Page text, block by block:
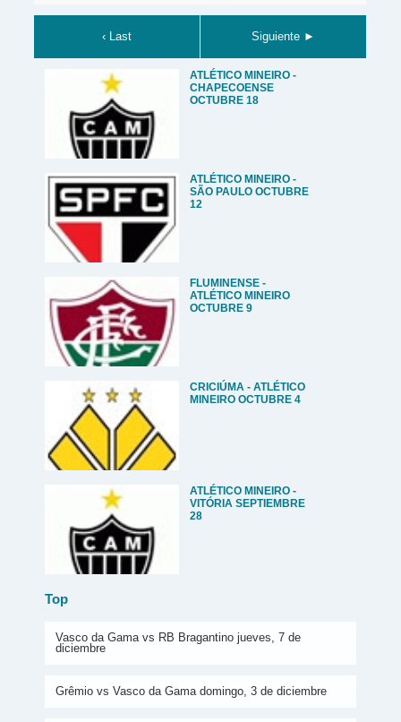
‹ Last Siguiente ►
ATLÉTICO MINEIRO -
CHAPECOENSE
OCTUBRE 18
ATLÉTICO MINEIRO -
SÃO PAULO OCTUBRE
12
FLUMINENSE -
ATLÉTICO MINEIRO
OCTUBRE 9
CRICIÚMA - ATLÉTICO
MINEIRO OCTUBRE 4
ATLÉTICO MINEIRO -
VITÓRIA SEPTIEMBRE
28
Top
Vasco da Gama vs RB Bragantino jueves, 7 de
diciembre
Grêmio vs Vasco da Gama domingo, 3 de diciembre